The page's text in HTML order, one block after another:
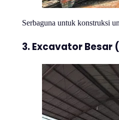
Serbaguna untuk konstruksi
3. Excavator Besar